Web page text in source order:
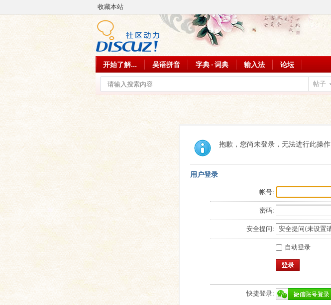
收藏本站
开始了解... 吴语拼音 字典 · 词典 输入法 论坛
帖子
抱歉，您尚未登录，无法进行此操作
用户登录
帐号:
密码:
安全提问:
自动登录
登录
快捷登录: